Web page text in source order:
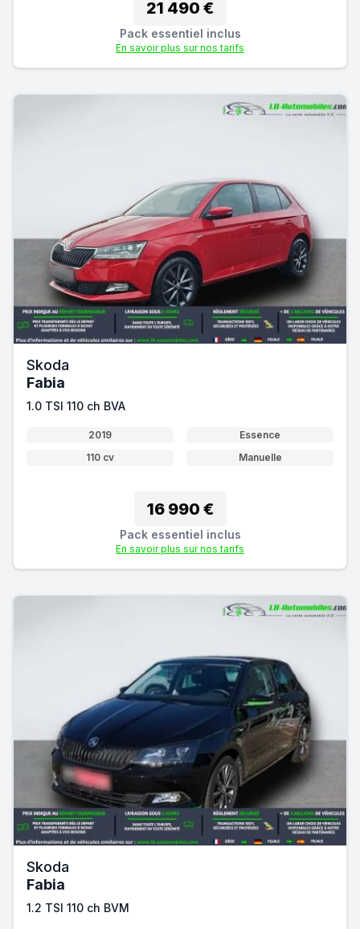
21 490 €
Pack essentiel inclus
En savoir plus sur nos tarifs
Skoda
Fabia
1.0 TSI 110 ch BVA
2019
Essence
110 cv
Manuelle
16 990 €
Pack essentiel inclus
En savoir plus sur nos tarifs
Skoda
Fabia
1.2 TSI 110 ch BVM